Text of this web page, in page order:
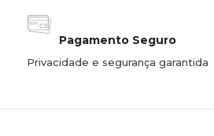
Escoamento 90º 48mm Ø com
Pagamento Seguro
Privacidade e segurança garantida